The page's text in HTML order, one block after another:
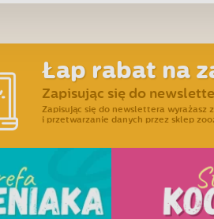
Łap rabat na
Zapisując się do
Zapisując się do newslettera wyrażasz
i przetwarzanie danych przez sklep